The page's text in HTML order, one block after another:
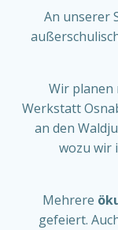
An unserer
Wir planen
Werkstatt
an den
wozu wir
Mehrere
gefeiert.